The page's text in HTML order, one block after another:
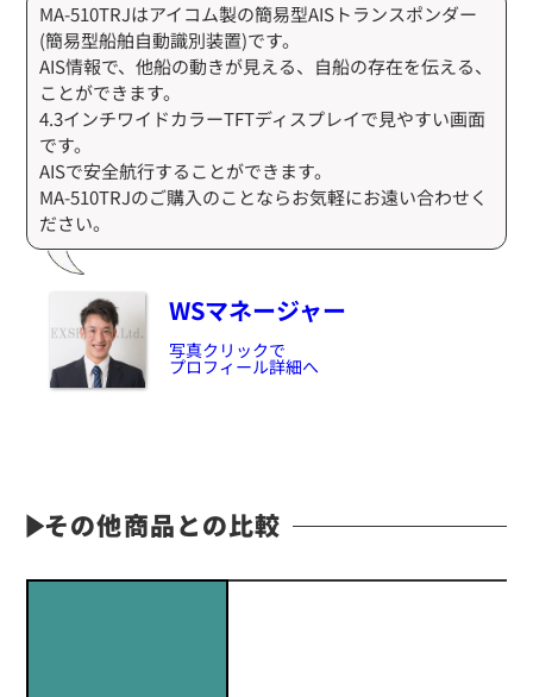
WSマネージャー
写真クリックで
プロフィール詳細へ
MA-510TRJはアイコム製の簡易型AISトランスポンダー
(簡易型船舶自動識別装置)です。
AIS情報で、他船の動きが見える、自船の存在を伝える、
ことができます。
4.3インチワイドカラーTFTディスプレイで見やすい画面
です。
AISで安全航行することができます。
MA-510TRJのご購入のことならお気軽にお遠い合わせく
ださい。
その他商品との比較